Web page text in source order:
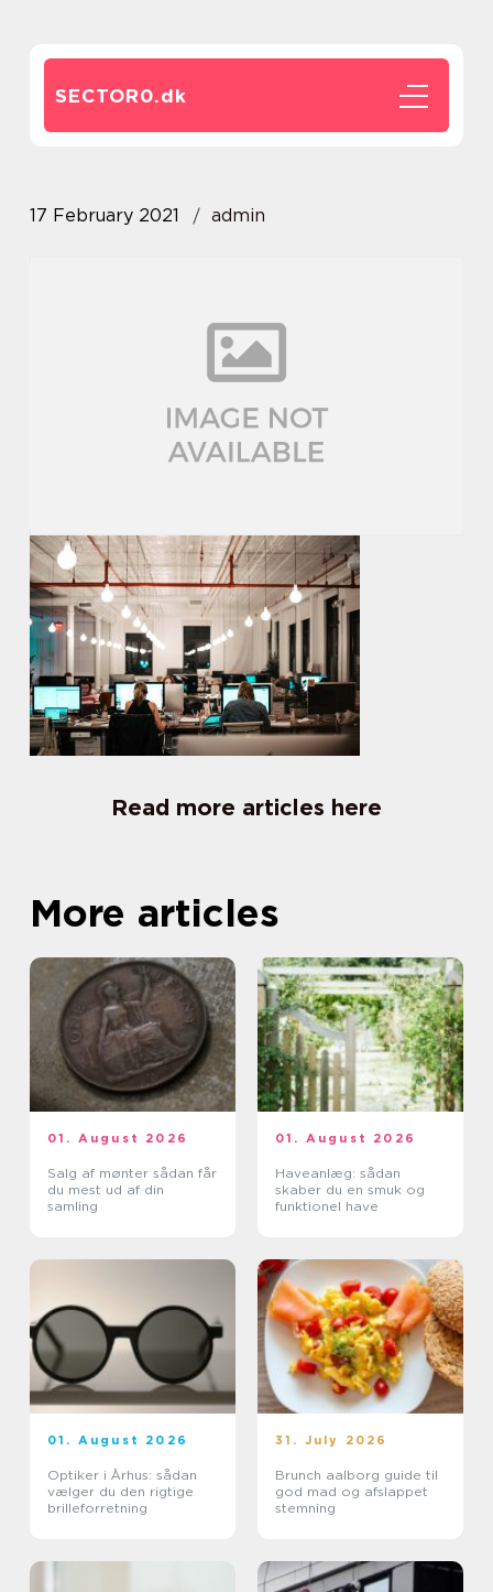
SECTOR0.dk
17 February 2021 admin
Read more articles here
More articles
01. August 2026
Salg af mønter sådan får
du mest ud af din
samling
01. August 2026
Haveanlæg: sådan
skaber du en smuk og
funktionel have
01. August 2026
Optiker i Århus: sådan
vælger du den rigtige
brilleforretning
31. July 2026
Brunch aalborg guide til
god mad og afslappet
stemning